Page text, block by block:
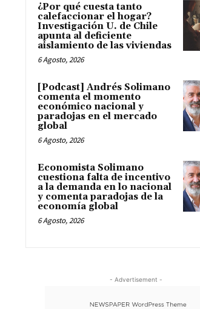
¿Por qué cuesta tanto
calefaccionar el hogar?
Investigación U. de Chile
apunta al deficiente
aislamiento de las viviendas
6 Agosto, 2026
[Podcast] Andrés Solimano
comenta el momento
económico nacional y
paradojas en el mercado
global
6 Agosto, 2026
Economista Solimano
cuestiona falta de incentivo
a la demanda en lo nacional
y comenta paradojas de la
economía global
6 Agosto, 2026
- Advertisement -